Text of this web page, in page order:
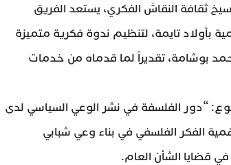
ثقافة النقاش الفكري، يستعد الفريق
بأولاد تايمة، لتنظيم ندوة فكرية متميزة
بوشامة، تقديراً لما قدماه من خدمات
“دور الفلسفة في نشر الوعي السياسي لدى
الفكر الفلسفي في بناء وعي شبابي
قضايا الشأن العام.